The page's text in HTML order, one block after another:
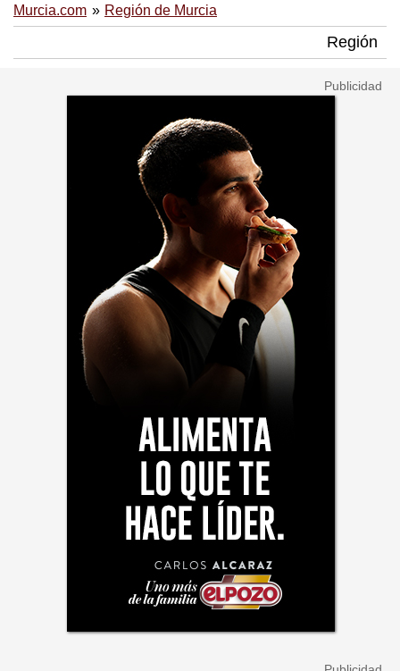
Murcia.com Región de Murcia
Región